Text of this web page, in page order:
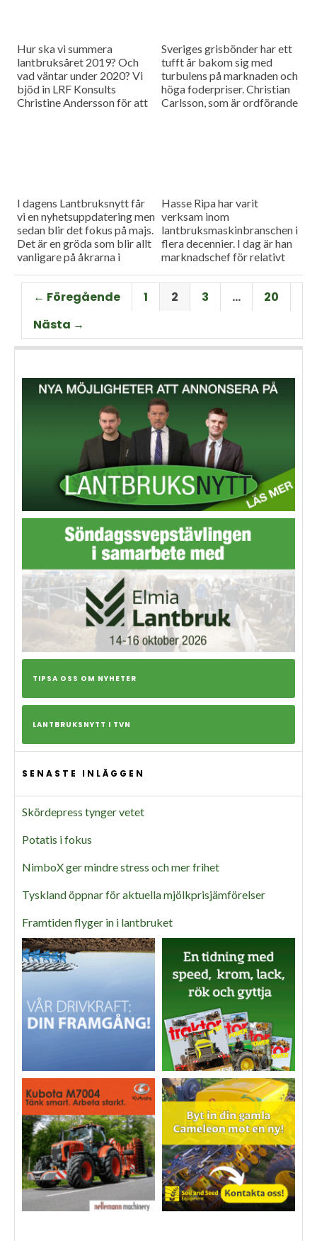
Hur ska vi summera
lantbruksåret 2019? Och
vad väntar under 2020? Vi
bjöd in LRF Konsults
Christine Andersson för att
Sveriges grisbönder har ett
tufft år bakom sig med
turbulens på marknaden och
höga foderpriser. Christian
Carlsson, som är ordförande
I dagens Lantbruksnytt får
vi en nyhetsuppdatering men
sedan blir det fokus på majs.
Det är en gröda som blir allt
vanligare på åkrarna i
som vet allt om majsens
fördelar, men också om
majsens utmaningar, är Hans
Thorell som började odla
grödan redan på 70-talet.
Hasse Ripa har varit
verksam inom
lantbruksmaskinbranschen i
flera decennier. I dag är han
marknadschef för relativt
Machinery med
huvudagenturen Claas. Hur
går det för Swedish Agro
← Föregående 1 2 3 …
20
Nästa →
TIPSA OSS OM NYHETER
LANTBRUKSNYTT I TVN
SENASTE INLÄGGEN
Skördepress tynger vetet
Potatis i fokus
NimboX ger mindre stress och mer frihet
Tyskland öppnar för aktuella mjölkprisjämförelser
Framtiden flyger in i lantbruket